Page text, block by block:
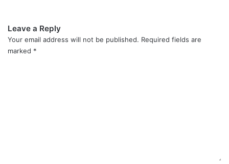
Leave a Reply
Your email address will not be published. Required fields are
marked *